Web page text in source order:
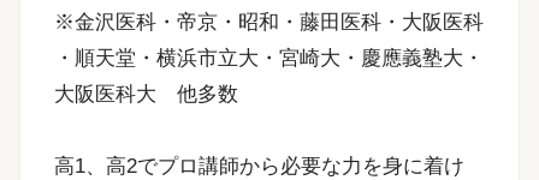
※金沢医科・帝京・昭和・藤田医科・大阪医科
・順天堂・横浜市立大・宮崎大・慶應義塾大・
大阪医科大 他多数
高1、高2でプロ講師から必要な力を身に着け